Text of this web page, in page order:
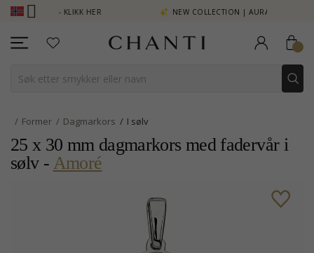
MER - KLIKK HER NEW COLLECTION | AURA
Former Dagmarkors I sølv
25 x 30 mm dagmarkors med fadervår i
sølv - Amoré